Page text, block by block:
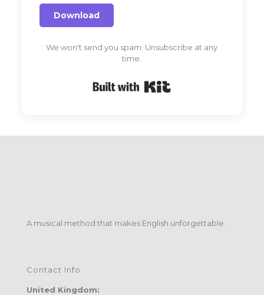
Download
We won't send you spam. Unsubscribe at any
time.
A musical method that makes English unforgettable.
Contact Info
United Kingdom: